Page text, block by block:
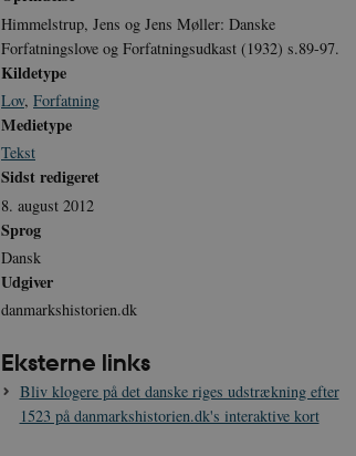
Himmelstrup, Jens og Jens Møller: Danske
Forfatningslove og Forfatningsudkast (1932) s.89-97.
Kildetype
Lov, Forfatning
Medietype
Tekst
Sidst redigeret
8. august 2012
Sprog
Dansk
Udgiver
danmarkshistorien.dk
Eksterne links
Bliv klogere på det danske riges udstrækning efter
1523 på danmarkshistorien.dk's interaktive kort